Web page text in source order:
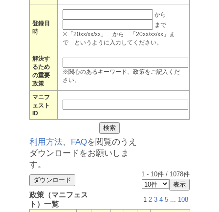
登録日
時
から
まで
※「20xx/xx/xx」 から 「20xx/xx/xx」ま
で というように入力してください。
解決す
るため
の重要
政策
※関心のあるキーワード、政策をご記入くだ
さい。
マニフ
ェスト
ID
利用方法、 FAQを閲覧のうえ
ダウンロードをお願いしま
す。
1 - 10件 / 1078件
政策（マニフェス
ト）一覧
1 2 3 4 5 ... 108